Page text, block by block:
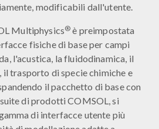
modificabili dall'utente.
Multiphysics® è preimpostata
fisiche di base per campi
l'acustica, la fluidodinamica, il
trasporto di specie chimiche e
il pacchetto di base con
di prodotti COMSOL, si
di interfacce utente più